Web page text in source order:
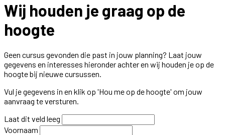
Wij houden je graag op de
hoogte
Geen cursus gevonden die past in jouw planning? Laat jouw
gegevens en interesses hieronder achter en wij houden je op de
hoogte bij nieuwe cursussen.
Vul je gegevens in en klik op 'Hou me op de hoogte' om jouw
aanvraag te versturen.
Laat dit veld leeg
Voornaam